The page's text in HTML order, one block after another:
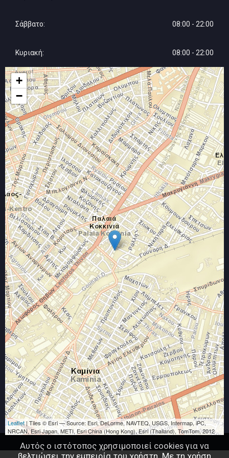
ΜΟΝΩΣΕΙΣ ΥΓΡΟΜΟΝΩΣΕΙΣ ΤΑΡΑΤΣΩΝ ΑΓΙΟΣ ΙΩΑΝΝΗΣ ΡΕΝΤΗΣ ΠΕΙΡΑΙΑΣ ΑΤΤΙΚΗ
ΧΤΕΝΙΣΤΑ -ΣΚΟΥΠΙΣΤΑ ΔΑΠΕΔΑ ΑΓΙΟΣ ΙΩΑΝΝΗΣ ΡΕΝΤΗΣ ΠΕΙΡΑΙΑΣ ΑΤΤΙΚΗ
ΟΙΚΟΔΟΜΙΚΕΣ ΕΡΓΑΣΙΕΣ ΑΓΙΟΣ ΙΩΑΝΝΗΣ ΡΕΝΤΗΣ ΠΕΙΡΑΙΑΣ ΑΤΤΙΚΗ
ΤΟΠΟΘΕΤΗΣΕΙΣ ΠΛΑΚΙΔΙΩΝ ΑΓΙΟΣ ΙΩΑΝΝΗΣ ΡΕΝΤΗΣ ΠΕΙΡΑΙΑΣ ΑΤΤΙΚΗ
ΤΟΠΟΘΕΤΗΣΕΙΣ ΔΑΠΕΔΩΝ LAMINATE ΑΓΙΟΣ ΙΩΑΝΝΗΣ ΡΕΝΤΗΣ ΠΕΙΡΑΙΑΣ ΑΤΤΙΚΗ
ΟΙΚΟΔΟΜΙΚΕΣ ΕΡΓΟΛΑΒΙΕΣ ΑΓΙΟΣ ΙΩΑΝΝΗΣ ΡΕΝΤΗΣ ΠΕΙΡΑΙΑΣ ΑΤΤΙΚΗ
Σάββατο: 08:00 - 22:00
Κυριακή: 08:00 - 22:00
+
−
Leaflet| Tiles © Esri — Source: Esri, DeLorme, NAVTEQ, USGS, Intermap, iPC,
NRCAN, Esri Japan, METI, Esri China (Hong Kong), Esri (Thailand), TomTom, 2012
Αυτός ο ιστότοπος χρησιμοποιεί cookies για να
βελτιώσει την εμπειρία του χρήστη. Με τη χρήση